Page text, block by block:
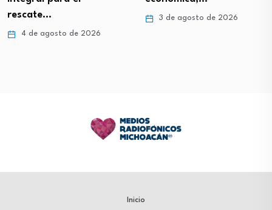
rescate…
4 de agosto de 2026
3 de agosto de 2026
Inicio